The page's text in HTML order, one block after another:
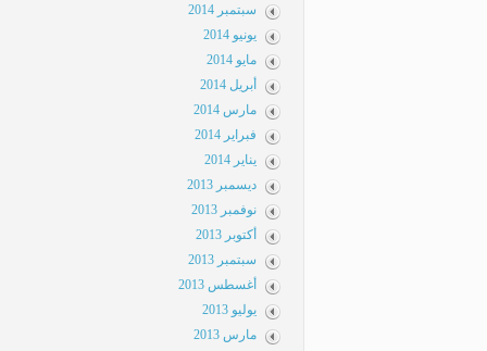
سبتمبر 2014
يونيو 2014
مايو 2014
أبريل 2014
مارس 2014
فبراير 2014
يناير 2014
ديسمبر 2013
نوفمبر 2013
أكتوبر 2013
سبتمبر 2013
أغسطس 2013
يوليو 2013
مارس 2013